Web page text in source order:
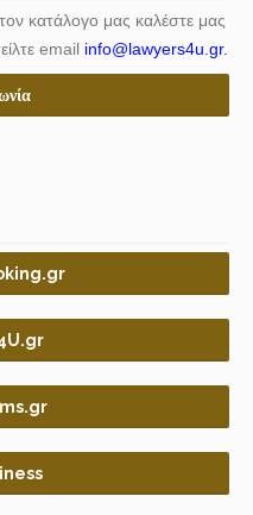
κατάλογο μας καλέστε μας
email info@lawyers4u.gr.